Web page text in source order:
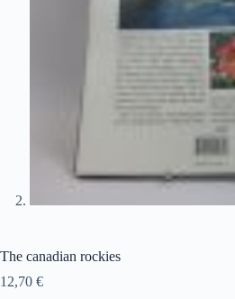
The canadian rockies
12,70 €